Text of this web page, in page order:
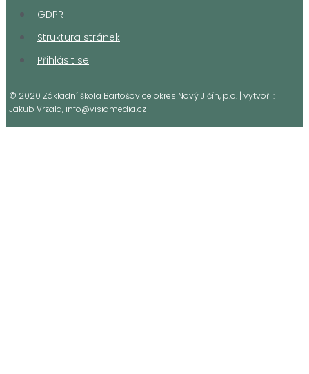
GDPR
Struktura stránek
Přihlásit se
© 2020 Základní škola Bartošovice okres Nový Jičín, p.o. | vytvořil:
Jakub Vrzala, info@visiamedia.cz